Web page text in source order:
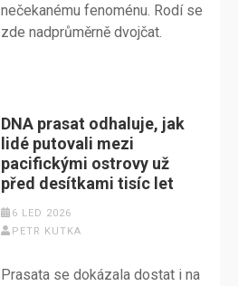
nečekanému fenoménu. Rodí se
zde nadprůměrně dvojčat.
DNA prasat odhaluje, jak
lidé putovali mezi
pacifickými ostrovy už
před desítkami tisíc let
6 LED 2026
PETR KUTKA
Prasata se dokázala dostat i na